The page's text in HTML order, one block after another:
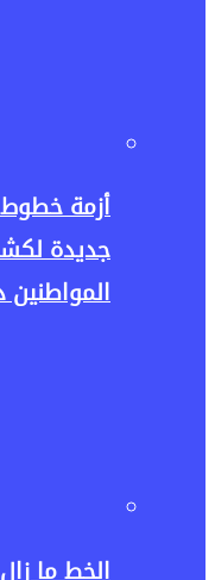
أزمة
جديدة
الخط ما